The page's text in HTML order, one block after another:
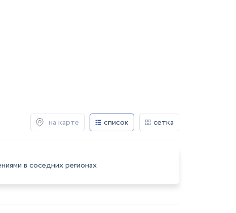
на карте список сетка
в соседних регионах